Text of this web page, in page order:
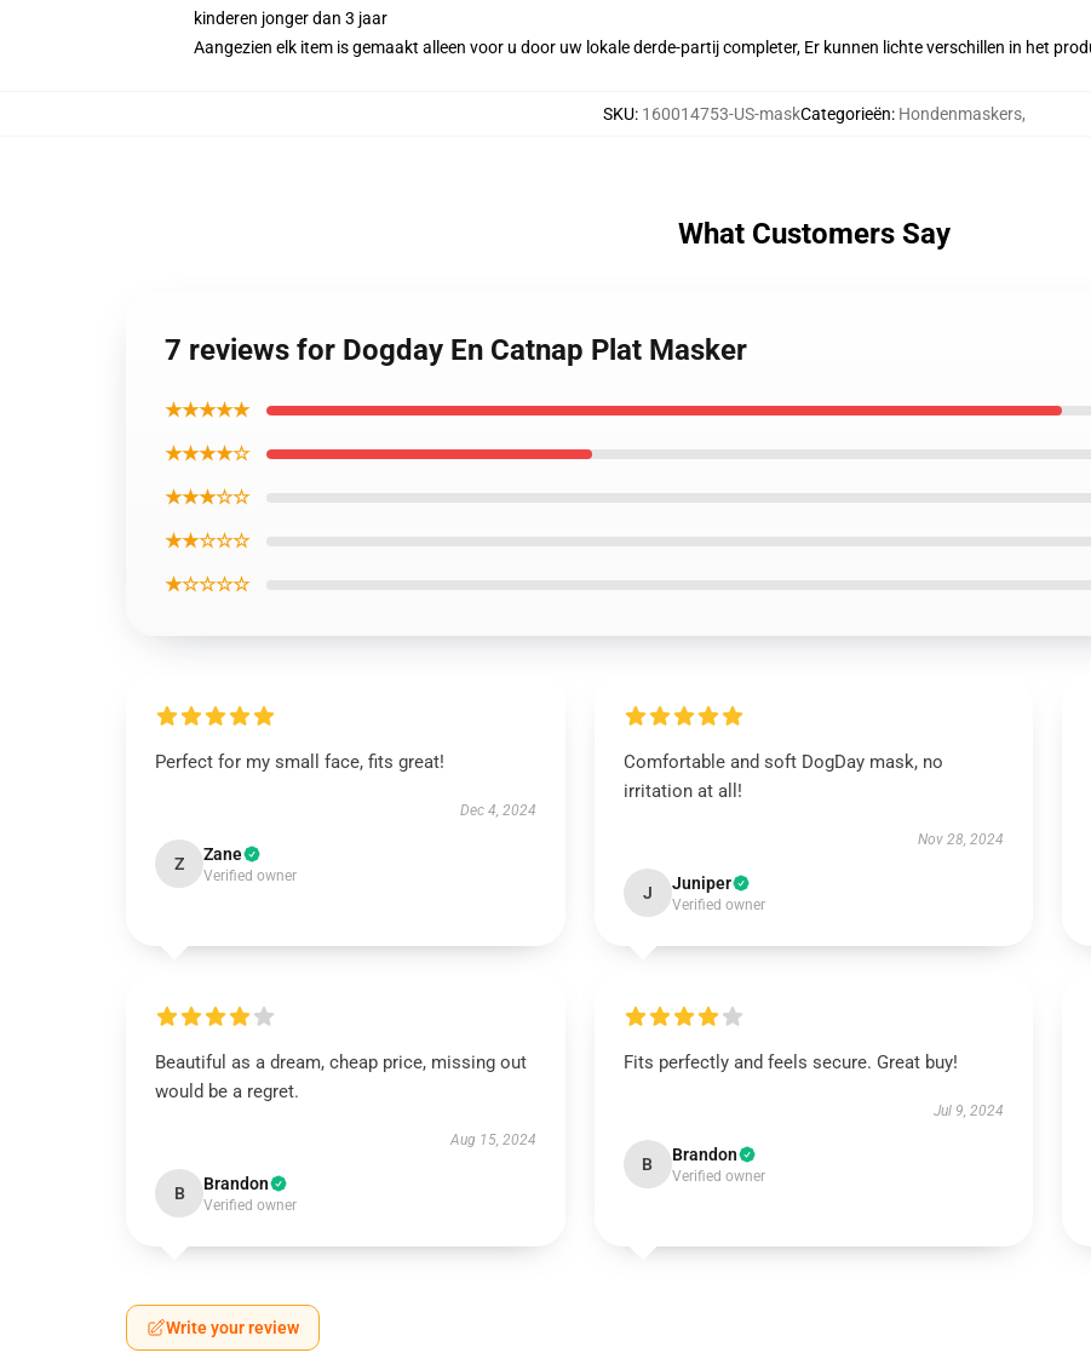
kinderen jonger dan 3 jaar
Aangezien elk item is gemaakt alleen voor u door uw lokale derde-partij completer, Er kunnen lichte verschillen in het
SKU: 160014753-US-maskCategorieën: Hondenmaskers,
What Customers Say
7 reviews for Dogday En Catnap Plat Masker
★★★★★
★★★★☆
★★★☆☆
★★☆☆☆
★☆☆☆☆
Perfect for my small face, fits great!
Dec 4, 2024
Z Zane
Verified owner
Comfortable and soft DogDay mask, no
irritation at all!
Nov 28, 2024
J Juniper
Verified owner
Beautiful as a dream, cheap price, missing out
would be a regret.
Aug 15, 2024
B Brandon
Verified owner
Fits perfectly and feels secure. Great buy!
Jul 9, 2024
B Brandon
Verified owner
Write your review